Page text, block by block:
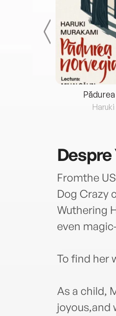
Despre
Fromthe
Dog Crazy
Wuthering
even
To find her
As a child,
joyous,and